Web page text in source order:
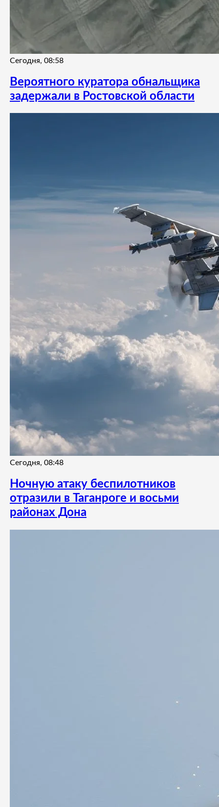
Сегодня, 08:58
Вероятного куратора обнальщика
задержали в Ростовской области
Сегодня, 08:48
Ночную атаку беспилотников
отразили в Таганроге и восьми
районах Дона